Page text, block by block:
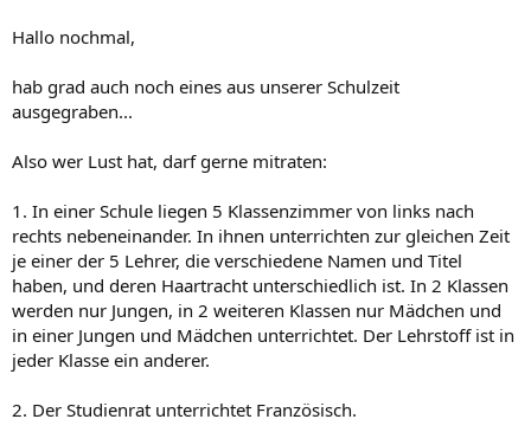
Hallo nochmal,
hab grad auch noch eines aus unserer Schulzeit
ausgegraben...
Also wer Lust hat, darf gerne mitraten:
1. In einer Schule liegen 5 Klassenzimmer von links nach
rechts nebeneinander. In ihnen unterrichten zur gleichen Zeit
je einer der 5 Lehrer, die verschiedene Namen und Titel
haben, und deren Haartracht unterschiedlich ist. In 2 Klassen
werden nur Jungen, in 2 weiteren Klassen nur Mädchen und
in einer Jungen und Mädchen unterrichtet. Der Lehrstoff ist in
jeder Klasse ein anderer.
2. Der Studienrat unterrichtet Französisch.